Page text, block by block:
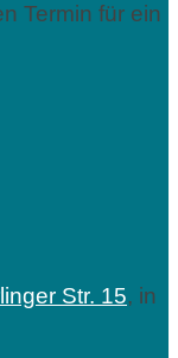
Termin für ein
Str. 15, in